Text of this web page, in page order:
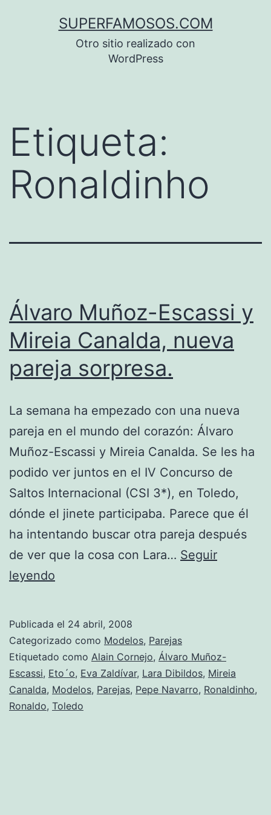
SUPERFAMOSOS.COM
Otro sitio realizado con
WordPress
Etiqueta:
Ronaldinho
Álvaro Muñoz-Escassi y
Mireia Canalda, nueva
pareja sorpresa.
La semana ha empezado con una nueva
pareja en el mundo del corazón: Álvaro
Muñoz-Escassi y Mireia Canalda. Se les ha
podido ver juntos en el IV Concurso de
Saltos Internacional (CSI 3*), en Toledo,
dónde el jinete participaba. Parece que él
ha intentando buscar otra pareja después
de ver que la cosa con Lara… Seguir
leyendo
y
Mireia
Canalda,
nueva
Publicada el 24 abril, 2008
Categorizado como Modelos, Parejas
Etiquetado como Alain Cornejo, Álvaro Muñoz-
Escassi, Eto´o, Eva Zaldívar, Lara Dibildos, Mireia
Canalda, Modelos, Parejas, Pepe Navarro, Ronaldinho,
Ronaldo, Toledo